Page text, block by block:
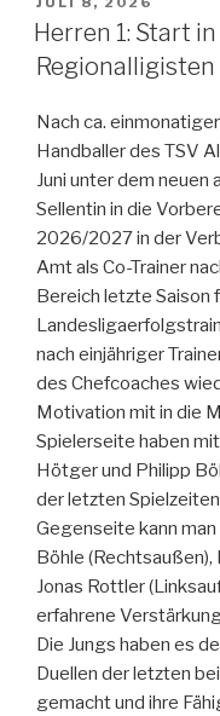
Herren 1: Start
Regionalligisten
Nach ca.
Handballer des TSV
Juni unter dem neuen
Sellentin in die
2026/2027 in der
Amt als Co-Trainer
Bereich letzte Saison
nach einjähriger
des Chefcoaches
Motivation mit in die
Spielerseite haben
Hötger und Philipp
der letzten
Gegenseite kann
Böhle (Rechtsaußen),
Jonas Rottler
erfahrene
Die Jungs haben es
Duellen der letzten
gemacht und ihre